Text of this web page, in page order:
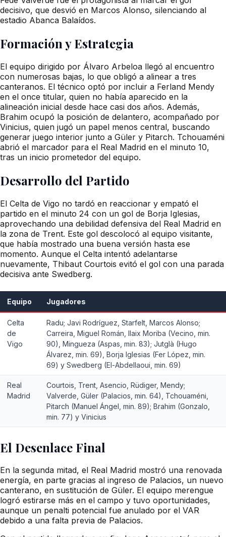
decisivo, que desvió en Marcos Alonso, silenciando al
estadio Abanca Balaídos.
Formación y Estrategia
El equipo dirigido por Álvaro Arbeloa llegó al encuentro
con numerosas bajas, lo que obligó a alinear a tres
canteranos. El técnico optó por incluir a Ferland Mendy
en el once titular, quien no había aparecido en la
alineación inicial desde hace casi dos años. Además,
Brahim ocupó la posición de delantero, acompañado por
Vinicius, quien jugó un papel menos central, buscando
generar juego interior junto a Güler y Pitarch. Tchouaméni
abrió el marcador para el Real Madrid en el minuto 10,
tras un inicio prometedor del equipo.
Desarrollo del Partido
El Celta de Vigo no tardó en reaccionar y empató el
partido en el minuto 24 con un gol de Borja Iglesias,
aprovechando una debilidad defensiva del Real Madrid en
la zona de Trent. Este gol descolocó al equipo visitante,
que había mostrado una buena versión hasta ese
momento. Aunque el Celta intentó adelantarse
nuevamente, Thibaut Courtois evitó el gol con una parada
decisiva ante Swedberg.
Equipo Jugadores
Celta
de
Vigo
Radu; Javi Rodríguez, Starfelt, Marcos Alonso;
Carreira, Miguel Román, Ilaix Moriba (Vecino, min.
90), Mingueza (Aspas, min. 83); Jutglà (Hugo
Álvarez, min. 69), Borja Iglesias (Fer López, min.
69) y Swedberg (El-Abdellaoui, min. 69)
Real
Madrid
Courtois, Trent, Asencio, Rüdiger, Mendy;
Valverde, Güler (Palacios, min. 64), Tchouaméni,
Pitarch (Manuel Ángel, min. 89); Brahim (Gonzalo,
min. 77) y Vinicius
El Desenlace Final
En la segunda mitad, el Real Madrid mostró una renovada
energía, en parte gracias al ingreso de Palacios, un nuevo
canterano, en sustitución de Güler. El equipo merengue
logró estirarse más en el campo y tuvo oportunidades,
aunque un penalti potencial fue anulado por el VAR
debido a una falta previa de Palacios.